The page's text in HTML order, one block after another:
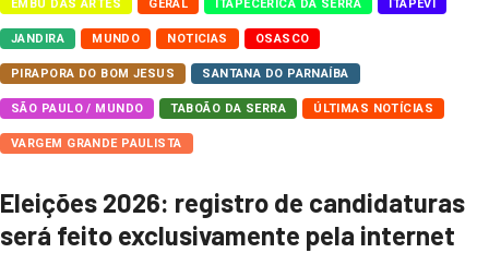
EMBU DAS ARTES GERAL ITAPECERICA DA SERRA ITAPEVI
JANDIRA MUNDO NOTICIAS OSASCO
PIRAPORA DO BOM JESUS SANTANA DO PARNAÍBA
SÃO PAULO / MUNDO TABOÃO DA SERRA ÚLTIMAS NOTÍCIAS
VARGEM GRANDE PAULISTA
Eleições 2026: registro de candidaturas
será feito exclusivamente pela internet